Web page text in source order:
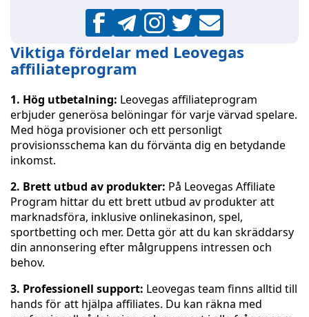
Viktiga fördelar med Leovegas
affiliateprogram
1. Hög utbetalning: Leovegas affiliateprogram
erbjuder generösa belöningar för varje värvad spelare.
Med höga provisioner och ett personligt
provisionsschema kan du förvänta dig en betydande
inkomst.
2. Brett utbud av produkter: På Leovegas Affiliate
Program hittar du ett brett utbud av produkter att
marknadsföra, inklusive onlinekasinon, spel,
sportbetting och mer. Detta gör att du kan skräddarsy
din annonsering efter målgruppens intressen och
behov.
3. Professionell support: Leovegas team finns alltid till
hands för att hjälpa affiliates. Du kan räkna med